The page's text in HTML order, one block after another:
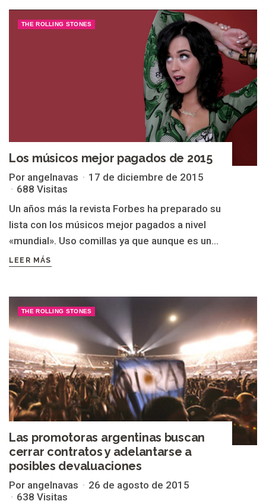
THE ROLLING STONES
Los músicos mejor pagados de 2015
Por angelnavas
17 de diciembre de 2015
688 Visitas
Un años más la revista Forbes ha preparado su
lista con los músicos mejor pagados a nivel
«mundial». Uso comillas ya que aunque es un...
LEER MÁS
THE ROLLING STONES
Las promotoras argentinas buscan
cerrar contratos y adelantarse a
posibles devaluaciones
Por angelnavas
26 de agosto de 2015
638 Visitas